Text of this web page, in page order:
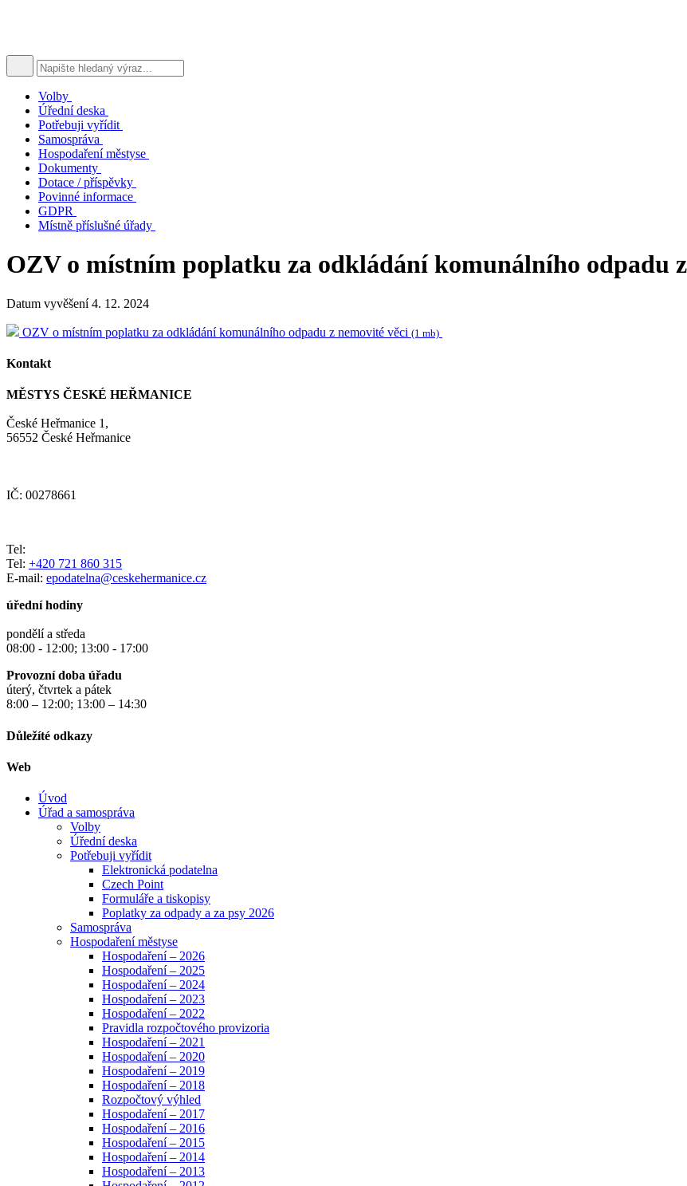
Volby
Úřední deska
Potřebuji vyřídit
Samospráva
Hospodaření městyse
Dokumenty
Dotace / příspěvky
Povinné informace
GDPR
Místně příslušné úřady
OZV o místním poplatku za odkládání komunálního odpadu
Datum vyvěšení 4. 12. 2024
OZV o místním poplatku za odkládání komunálního odpadu z nemovité věci (1 mb)
Kontakt
MĚSTYS ČESKÉ HEŘMANICE
České Heřmanice 1,
56552 České Heřmanice
IČ: 00278661
Tel:
Tel: +420 721 860 315
E-mail: epodatelna@ceskehermanice.cz
úřední hodiny
pondělí a středa
08:00 - 12:00; 13:00 - 17:00
Provozní doba úřadu
úterý, čtvrtek a pátek
8:00 – 12:00; 13:00 – 14:30
Důležíté odkazy
Web
Úvod
Úřad a samospráva
Volby
Úřední deska
Potřebuji vyřídit
Elektronická podatelna
Czech Point
Formuláře a tiskopisy
Poplatky za odpady a za psy 2026
Samospráva
Hospodaření městyse
Hospodaření – 2026
Hospodaření – 2025
Hospodaření – 2024
Hospodaření – 2023
Hospodaření – 2022
Pravidla rozpočtového provizoria
Hospodaření – 2021
Hospodaření – 2020
Hospodaření – 2019
Hospodaření – 2018
Rozpočtový výhled
Hospodaření – 2017
Hospodaření – 2016
Hospodaření – 2015
Hospodaření – 2014
Hospodaření – 2013